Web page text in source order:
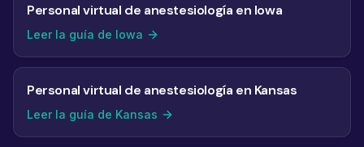
Personal virtual de anestesiología en Iowa
Leer la guía de Iowa
Personal virtual de anestesiología en Kansas
Leer la guía de Kansas